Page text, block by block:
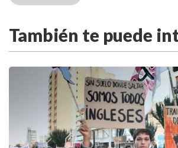
También te puede